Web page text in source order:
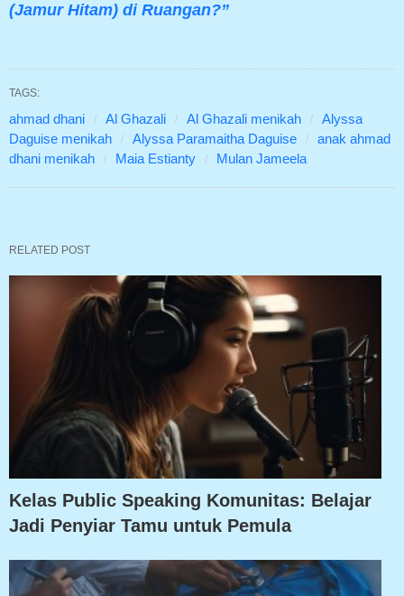
(Jamur Hitam) di Ruangan?”
TAGS:
ahmad dhani Al Ghazali Al Ghazali menikah
Alyssa
Daguise menikah
Alyssa Paramaitha Daguise
anak ahmad
dhani menikah
Maia Estianty Mulan Jameela
RELATED POST
Kelas Public Speaking Komunitas: Belajar
Jadi Penyiar Tamu untuk Pemula